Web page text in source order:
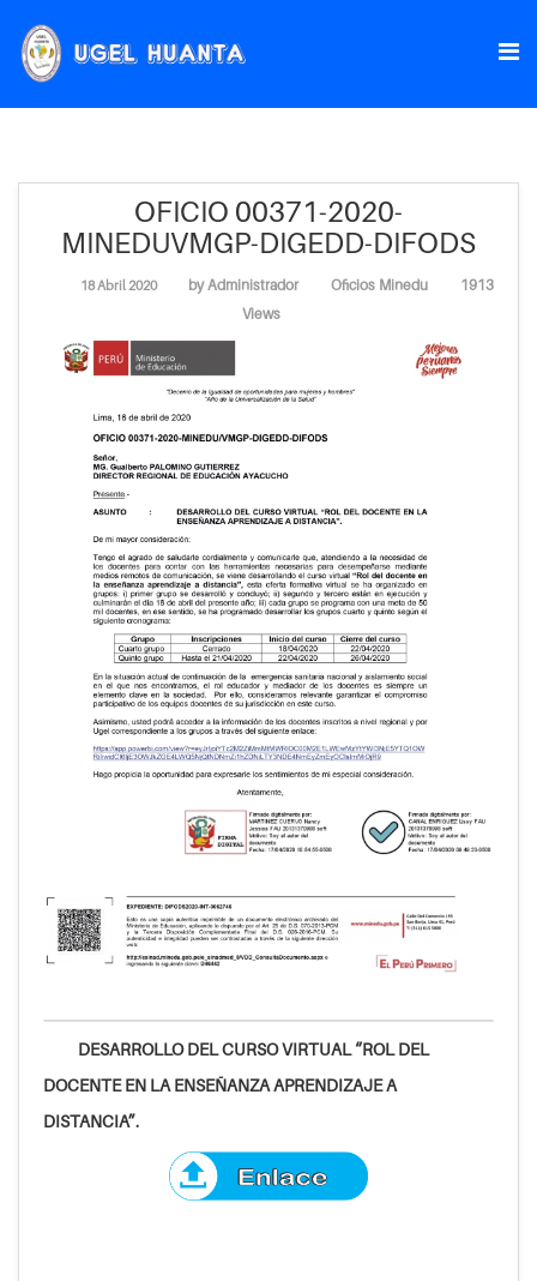
OFICIO 00371-2020-
MINEDUVMGP-DIGEDD-DIFODS
18 Abril 2020 byAdministrador Oficios Minedu
1913
Views
DESARROLLO DEL CURSO VIRTUAL “ROL DEL
DOCENTE EN LA ENSEÑANZA APRENDIZAJE A
DISTANCIA”.